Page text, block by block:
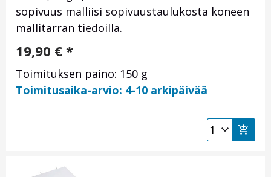
sopivuus malliisi sopivuustaulukosta koneen
mallitarran tiedoilla.
19,90 € *
Toimituksen paino: 150 g
Toimitusaika-arvio: 4-10 arkipäivää